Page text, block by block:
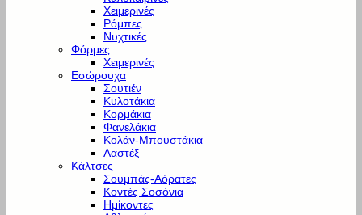
Χειμερινές
Ρόμπες
Νυχτικές
Φόρμες
Χειμερινές
Εσώρουχα
Σουτιέν
Κυλοτάκια
Κορμάκια
Φανελάκια
Κολάν-Μπουστάκια
Λαστέξ
Κάλτσες
Σουμπάς-Αόρατες
Κοντές Σοσόνια
Ημίκοντες